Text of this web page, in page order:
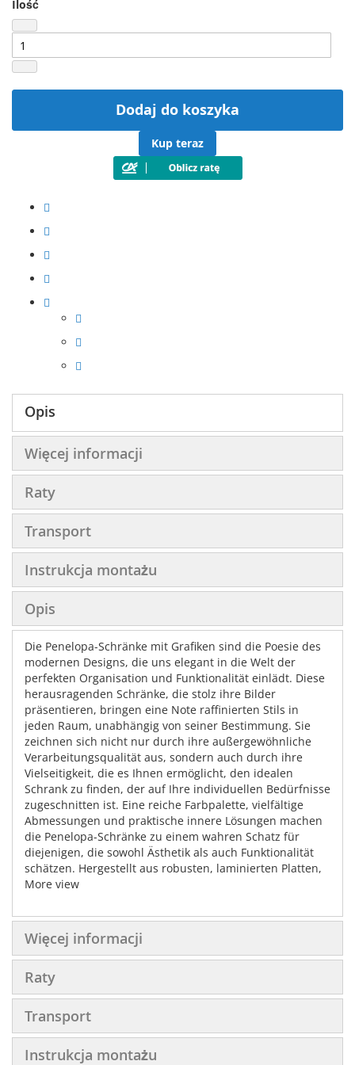
Ilość
Dodaj do koszyka
Kup teraz
Opis
Więcej informacji
Raty
Transport
Instrukcja montażu
Opis
Die Penelopa-Schränke mit Grafiken sind die Poesie des
modernen Designs, die uns elegant in die Welt der
perfekten Organisation und Funktionalität einlädt. Diese
herausragenden Schränke, die stolz ihre Bilder
präsentieren, bringen eine Note raffinierten Stils in
jeden Raum, unabhängig von seiner Bestimmung. Sie
zeichnen sich nicht nur durch ihre außergewöhnliche
Verarbeitungsqualität aus, sondern auch durch ihre
Vielseitigkeit, die es Ihnen ermöglicht, den idealen
Schrank zu finden, der auf Ihre individuellen Bedürfnisse
zugeschnitten ist. Eine reiche Farbpalette, vielfältige
Abmessungen und praktische innere Lösungen machen
die Penelopa-Schränke zu einem wahren Schatz für
diejenigen, die sowohl Ästhetik als auch Funktionalität
schätzen. Hergestellt aus robusten, laminierten Platten,
mit besonderem Augenmerk auf den Schutz der Kanten
sie den Herausforderungen des täglichen Gebrauchs
standhalten. Die Stärke der Korpusse beträgt solide 22
mm und die Fronten 16 mm, was ihre Stabilität und
Langlebigkeit unterstreicht. Der Hauptattraktion dieser
Schränke sind zweifellos die Grafiken, die ihnen einen
einzigartigen Charakter verleihen. Sie werden auf Folie
gedruckt, dann laminiert und sorgfältig auf die Front
geklebt, was ein wahrhaft künstlerisches Werk schafft.
Aluminiumseitenprofile und Kunststofffüße setzen den
finalen Akzent auf diese eleganten Schränke. Die
More view
Więcej informacji
Raty
Transport
Instrukcja montażu